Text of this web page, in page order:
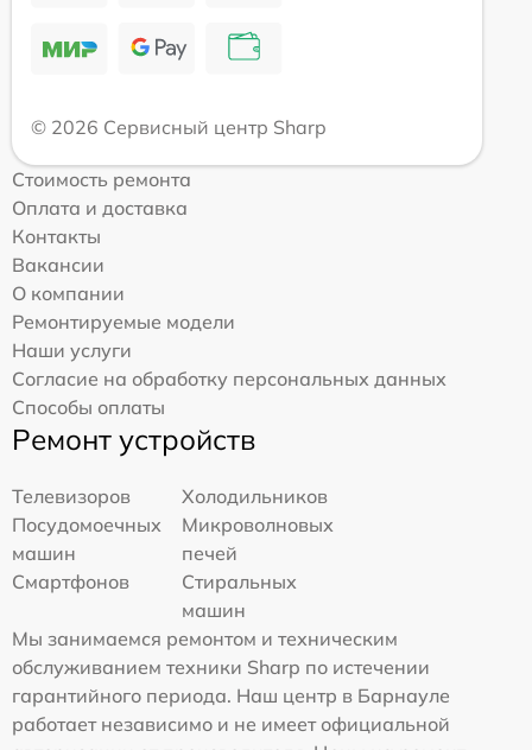
© 2026 Сервисный центр Sharp
Стоимость ремонта
Оплата и доставка
Контакты
Вакансии
О компании
Ремонтируемые модели
Наши услуги
Согласие на обработку персональных данных
Способы оплаты
Ремонт устройств
Телевизоров
Холодильников
Посудомоечных
машин
Микроволновых
печей
Смартфонов
Стиральных
машин
Мы занимаемся ремонтом и техническим
обслуживанием техники Sharp по истечении
гарантийного периода. Наш центр в Барнауле
работает независимо и не имеет официальной